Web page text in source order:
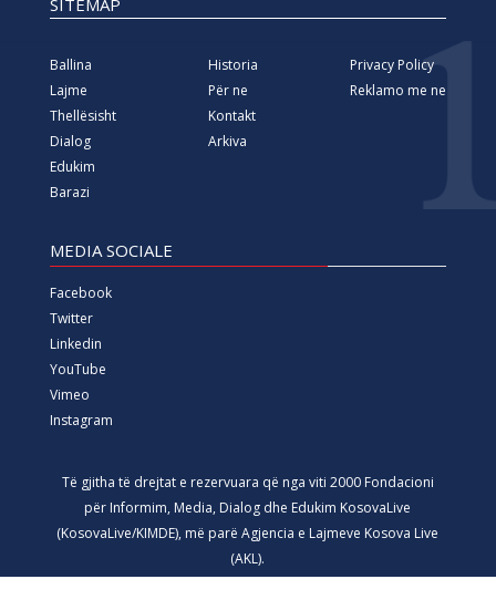
Ballina
Lajme
Thellësisht
Dialog
Edukim
Barazi
Historia
Për ne
Kontakt
Arkiva
Privacy Policy
Reklamo me ne
MEDIA SOCIALE
Facebook
Twitter
Linkedin
YouTube
Vimeo
Instagram
Të gjitha të drejtat e rezervuara që nga viti 2000 Fondacioni
për Informim, Media, Dialog dhe Edukim KosovaLive
(KosovaLive/KIMDE), më parë Agjencia e Lajmeve Kosova Live
(AKL).